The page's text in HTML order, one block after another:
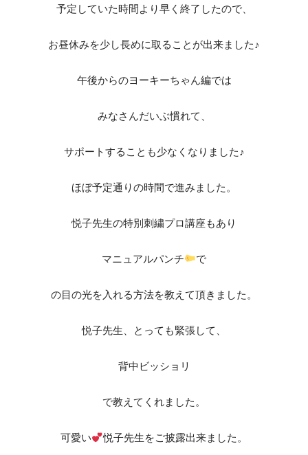
予定していた時間より早く終了したので、
お昼休みを少し長めに取ることが出来ました♪
午後からのヨーキーちゃん編では
みなさんだいぶ慣れて、
サポートすることも少なくなりました♪
ほぼ予定通りの時間で進みました。
悦子先生の特別刺繍プロ講座もあり
マニュアルパンチ で
の目の光を入れる方法を教えて頂きました。
悦子先生、とっても緊張して、
背中ビッショリ
で教えてくれました。
可愛い 悦子先生をご披露出来ました。